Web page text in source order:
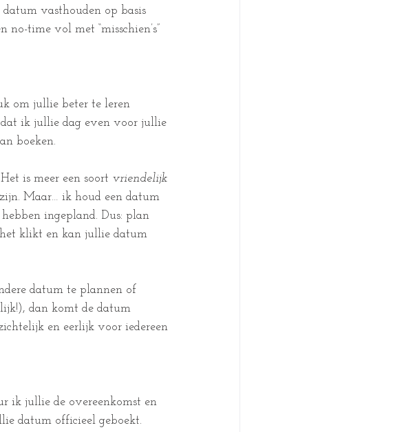
vasthouden op basis
time vol met “misschien’s”
om jullie beter te leren
ik jullie dag even voor jullie
boeken.
is meer een soort vriendelijk
Maar… ik houd een datum
ingepland. Dus: plan
klikt en kan jullie datum
datum te plannen of
dan komt de datum
en eerlijk voor iedereen
ik jullie de overeenkomst en
datum officieel geboekt.